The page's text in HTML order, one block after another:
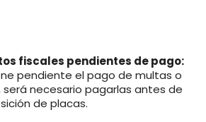
fiscales pendientes de pago:
pendiente el pago de multas o
será necesario pagarlas antes de
de placas.